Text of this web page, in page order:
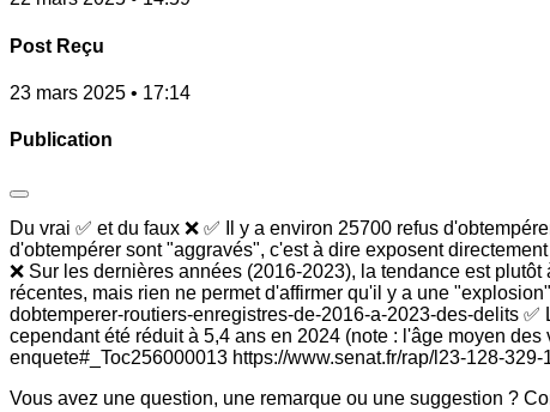
Post Reçu
23 mars 2025 • 17:14
Publication
Du vrai ✅ et du faux ❌ ✅ Il y a environ 25700 refus
d'obtempérer sont "aggravés", c'est à dire exposent
❌ Sur les dernières années (2016-2023), la tendance est
récentes, mais rien ne permet d'affirmer qu'il y a une
dobtemperer-routiers-enregistres-de-2016-a-2023-des-delits
cependant été réduit à 5,4 ans en 2024 (note : l'âge moyen
enquete#_Toc256000013 https://www.senat.fr/rap/l23-128-329-
Vous avez une question, une remarque ou une suggestion ?